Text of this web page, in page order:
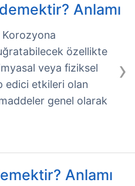
Anlamı
›
özellikte
veya fiziksel
edici etkileri olan
genel olarak
Anlamı